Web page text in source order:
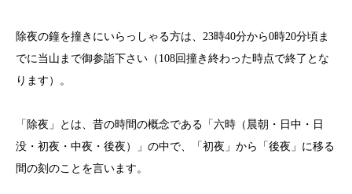
除夜の鐘を撞きにいらっしゃる方は、23時40分から0時20分頃ま
でに当山まで御参詣下さい（108回撞き終わった時点で終了とな
ります）。
「除夜」とは、昔の時間の概念である「六時（晨朝・日中・日
没・初夜・中夜・後夜）」の中で、「初夜」から「後夜」に移る
間の刻のことを言います。